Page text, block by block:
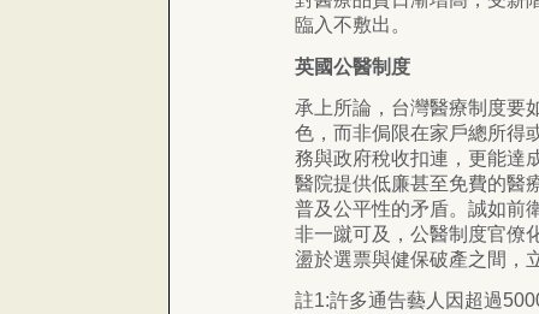
臨入不敷出。
英國公醫制度
承上所論，台灣醫療制度要
色，而非侷限在家戶總所得
務與政府稅收扣連，更能達
醫院提供低廉甚至免費的醫
普及公平性的矛盾。誠如前
非一蹴可及，公醫制度官僚
盪於選票與健保破產之間，
註1:許多通告藝人因超過